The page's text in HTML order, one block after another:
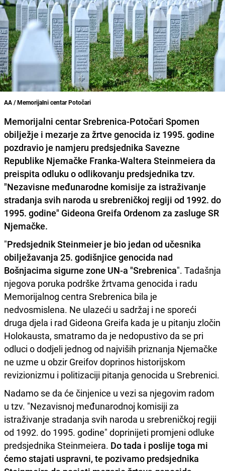
AA / Memorijalni centar Potočari
Memorijalni centar Srebrenica-Potočari Spomen
obilježje i mezarje za žrtve genocida iz 1995. godine
pozdravio je namjeru predsjednika Savezne
Republike Njemačke Franka-Waltera Steinmeiera da
preispita odluku o odlikovanju predsjednika tzv.
"Nezavisne međunarodne komisije za istraživanje
stradanja svih naroda u srebreničkoj regiji od 1992. do
1995. godine" Gideona Greifa Ordenom za zasluge SR
Njemačke.
"Predsjednik Steinmeier je bio jedan od učesnika
obilježavanja 25. godišnjice genocida nad
Bošnjacima sigurne zone UN-a "Srebrenica". Tadašnja
njegova poruka podrške žrtvama genocida i radu
Memorijalnog centra Srebrenica bila je
nedvosmislena. Ne ulazeći u sadržaj i ne sporeći
druga djela i rad Gideona Greifa kada je u pitanju zločin
Holokausta, smatramo da je nedopustivo da se pri
odluci o dodjeli jednog od najviših priznanja Njemačke
ne uzme u obzir Greifov doprinos historijskom
revizionizmu i politizaciji pitanja genocida u Srebrenici.
Nadamo se da će činjenice u vezi sa njegovim radom
u tzv. "Nezavisnoj međunarodnoj komisiji za
istraživanje stradanja svih naroda u srebreničkoj regiji
od 1992. do 1995. godine" doprinijeti promjeni odluke
predsjednika Steinmeiera. Do tada i poslije toga mi
ćemo stajati uspravni, te pozivamo predsjednika